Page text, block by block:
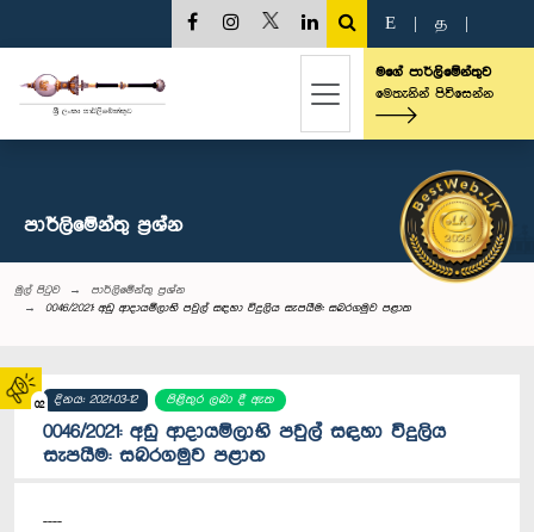
02
E த
මගේ පාර්ලිමේන්තුව
මෙතැනින් පිවිසෙන්න
පාර්ලි‌මේන්තු‌ ප්‍රශ්න
මුල් පිටුව
පාර්ලි‌මේන්තු‌ ප්‍රශ්න
0046/2021: අඩු ආදායම්ලාභි පවුල් සඳහා විදුලිය සැපයීම: සබරගමුව පළාත
දිනය: 2021-03-12 පිළිතුර ලබා දී ඇත
0046/2021: අඩු ආදායම්ලාභි පවුල් සඳහා විදුලිය
සැපයීම: සබරගමුව පළාත
----